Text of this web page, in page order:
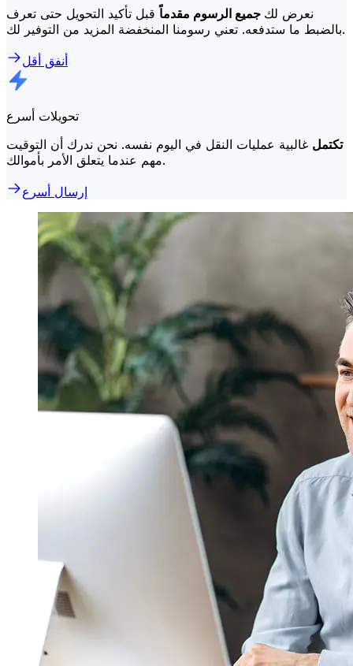
نعرض لك جميع الرسوم مقدماًقبل تأكيد التحويل حتى تعرف
بالضبط ما ستدفعه. تعني رسومنا المنخفضة المزيد من التوفير لك.
أنفق أقل
تحويلات أسرع
تكتمل غالبية عمليات النقل في اليوم نفسه. نحن ندرك أن التوقيت
مهم عندما يتعلق الأمر بأموالك.
إرسال أسرع